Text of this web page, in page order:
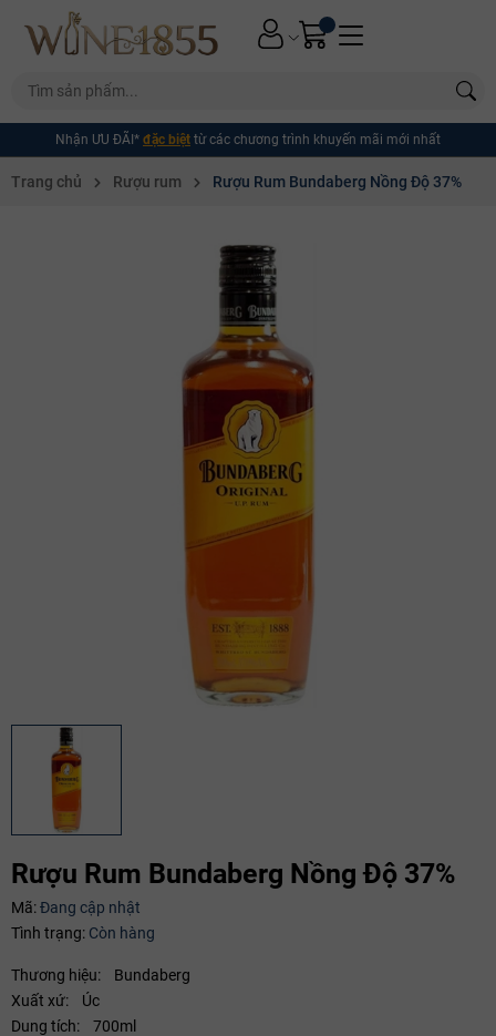
Nhận ƯU ĐÃI* đặc biệt từ các chương trình khuyến mãi mới nhất
Trang chủ Rượu rum Rượu Rum Bundaberg Nồng Độ 37%
Rượu Rum Bundaberg Nồng Độ 37%
Mã:Đang cập nhật
Tình trạng: Còn hàng
Thương hiệu: Bundaberg
Xuất xứ: Úc
Dung tích: 700ml
Mã giảm giá:
Ngày hết hạn: